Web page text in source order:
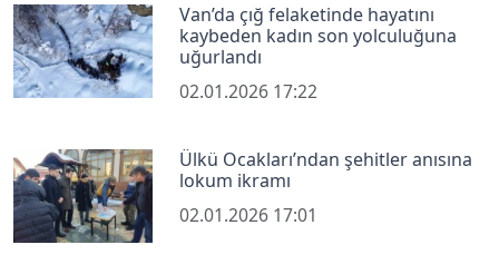
Van’da çığ felaketinde hayatını
kaybeden kadın son yolculuğuna
uğurlandı
02.01.2026 17:22
Ülkü Ocakları’ndan şehitler anısına
lokum ikramı
02.01.2026 17:01